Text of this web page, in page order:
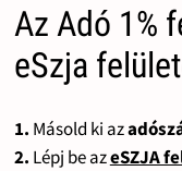
Az Adó 1%
eSzja
1. Másold ki az
2. Lépj be azeSZJA